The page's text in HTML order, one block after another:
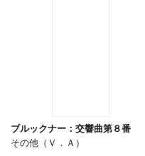
ブルックナー：交響曲第８番
その他（Ｖ．Ａ）